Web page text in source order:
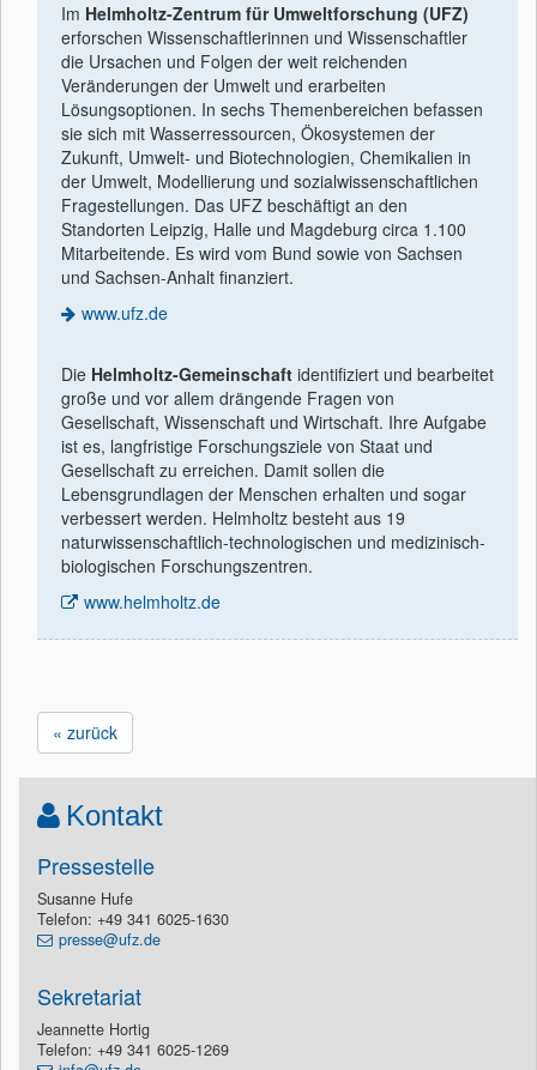
Im Helmholtz-Zentrum für Umweltforschung (UFZ)
erforschen Wissenschaftlerinnen und Wissenschaftler
die Ursachen und Folgen der weit reichenden
Veränderungen der Umwelt und erarbeiten
Lösungsoptionen. In sechs Themenbereichen befassen
sie sich mit Wasserressourcen, Ökosystemen der
Zukunft, Umwelt- und Biotechnologien, Chemikalien in
der Umwelt, Modellierung und sozialwissenschaftlichen
Fragestellungen. Das UFZ beschäftigt an den
Standorten Leipzig, Halle und Magdeburg circa 1.100
Mitarbeitende. Es wird vom Bund sowie von Sachsen
und Sachsen-Anhalt finanziert.
www.ufz.de
Die Helmholtz-Gemeinschaft identiﬁziert und bearbeitet
große und vor allem drängende Fragen von
Gesellschaft, Wissenschaft und Wirtschaft. Ihre Aufgabe
ist es, langfristige Forschungsziele von Staat und
Gesellschaft zu erreichen. Damit sollen die
Lebensgrundlagen der Menschen erhalten und sogar
verbessert werden. Helmholtz besteht aus 19
naturwissenschaftlich-technologischen und medizinisch-
biologischen Forschungszentren.
www.helmholtz.de
« zurück
Kontakt
Pressestelle
Susanne Hufe
Telefon: +49 341 6025-1630
presse@ufz.de
Sekretariat
Jeannette Hortig
Telefon: +49 341 6025-1269